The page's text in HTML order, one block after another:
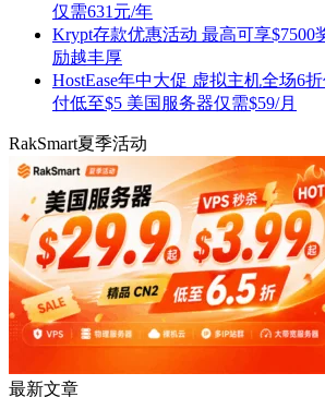
仅需631元/年
Krypt存款优惠活动 最高可享$7500
励越丰厚
HostEase年中大促 虚拟主机全场6
付低至$5 美国服务器仅需$59/月
RakSmart夏季活动
最新文章